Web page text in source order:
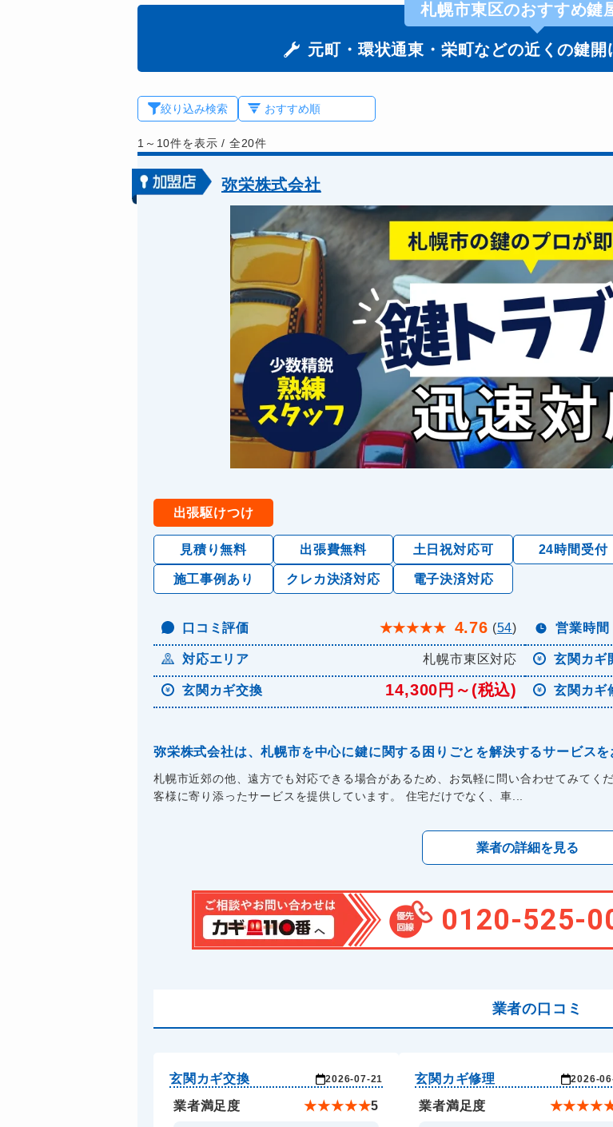
札幌市東区のおすすめ鍵
元町・環状通東・栄町などの近くの鍵
絞り込み検索
1～10件を表示/ 全20件
弥栄株式会社
出張駆けつけ
見積り無料 出張費無料 土日祝対応可 24時間受付
施工事例あり クレカ決済対応 電子決済対応
口コミ評価 ★★★★★ 4.76 (54) 営業時間
対応エリア 札幌市東区対応 玄関カギ
玄関カギ交換 14,300円～(税込) 玄関カギ
弥栄株式会社は、札幌市を中心に鍵に関する困りごとを解決するサービスを
札幌市近郊の他、遠方でも対応できる場合があるため、お気軽に問い合わせてみてく
客様に寄り添ったサービスを提供しています。 住宅だけでなく、車...
業者の詳細を見る
0120-525-
業者の口コミ
玄関カギ交換 2026-07-21
業者満足度 ★★★★★5
玄関カギ修理 2026-
業者満足度 ★★★★